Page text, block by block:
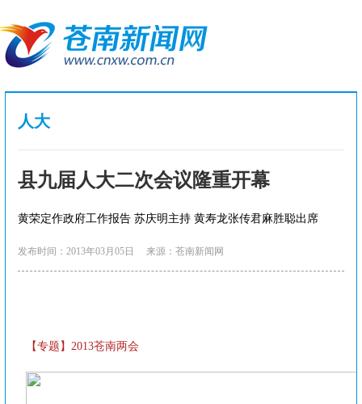
人大
县九届人大二次会议隆重开幕
黄荣定作政府工作报告 苏庆明主持 黄寿龙张传君麻胜聪出席
发布时间：2013年03月05日 来源：苍南新闻网
【专题】2013苍南两会